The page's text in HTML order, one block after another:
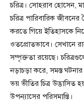
চরিত্র। সোহরাব হোসেন,
চরিত্র পারিবারিক
করতে গিয়ে ইতিহাসকে
ওতপ্রোতভাবে। সেখানে
সম্পৃক্ততা রয়েছে।
নড়াচড়া করে, সমস্ত ঘটনার
ভয় ভীতির চিত্র উদ্ভাসিত
উপন্যাসের পরিসমাপ্তি।